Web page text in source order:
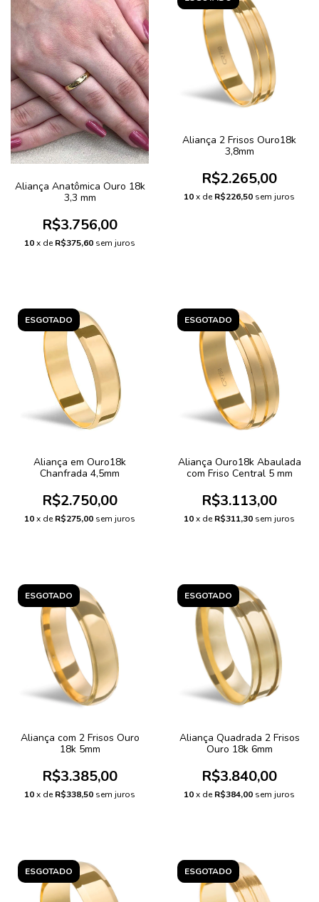
Aliança Anatômica Ouro 18k
3,3 mm
R$3.756,00
10x deR$375,60 sem juros
Aliança 2 Frisos Ouro18k
3,8mm
R$2.265,00
10x deR$226,50 sem juros
ESGOTADO
Aliança em Ouro18k
Chanfrada 4,5mm
R$2.750,00
10x deR$275,00 sem juros
ESGOTADO
Aliança Ouro18k Abaulada
com Friso Central 5 mm
R$3.113,00
10x deR$311,30 sem juros
ESGOTADO
Aliança com 2 Frisos Ouro
18k 5mm
R$3.385,00
10x deR$338,50 sem juros
ESGOTADO
Aliança Quadrada 2 Frisos
Ouro 18k 6mm
R$3.840,00
10x deR$384,00 sem juros
ESGOTADO ESGOTADO